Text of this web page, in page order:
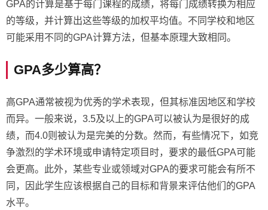
GPA的计算是基于每门课程的成绩，将每门成绩转换为相应
的等级，并计算出这些等级的加权平均值。不同学校和地区
可能采用不同的GPA计算方法，但基本原理大致相同。
GPA多少算高？
高GPA通常被视为优秀的学术表现，但其标准因地区和学校
而异。一般来说，3.5及以上的GPA可以被认为是很好的成
绩，而4.0则被认为是完美的分数。然而，有些情况下，如竞
争激烈的学术环境或申请特定项目时，要求的最低GPA可能
会更高。此外，某些专业或领域对GPA的要求可能会有所不
同，因此学生应该根据自己的目标和背景来评估他们的GPA
水平。